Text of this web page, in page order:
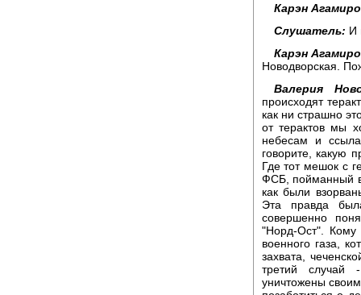
Карэн
Слушатель: И
Карэн
Новодворская.
Валерия
происходят
как ни страшно
от терактов мы
небесам и
говорите, какую
Где тот мешок с
ФСБ, пойманный
как были
Эта правда
совершенно
"Норд-Ост". Кому
военного газа,
захвата,
третий
уничтожены